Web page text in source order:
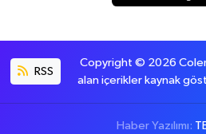
RSS
Copyright © 2026
alan içerikler kaynak
Haber Yazılımı: